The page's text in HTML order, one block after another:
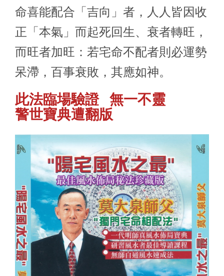
命喜能配合「吉向」者，人人皆因收
正「本氣」而起死回生、衰者轉旺，
而旺者加旺：若宅命不配者則必運勢
呆滯，百事衰敗，其應如神。
此法臨場驗證 無一不靈
警世寶典遭翻版